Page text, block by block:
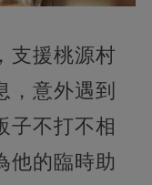
支援桃源村
，意外遇到
子不打不相
他的臨時助